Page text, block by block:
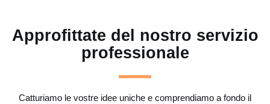
Approfittate del nostro servizio
professionale
Catturiamo le vostre idee uniche e comprendiamo a fondo il